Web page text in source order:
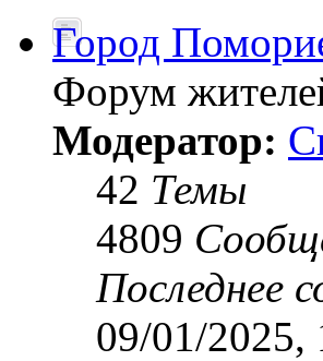
Город
Форум
Модератор:
42 Темы
4809
Последнее
09/01/2025,